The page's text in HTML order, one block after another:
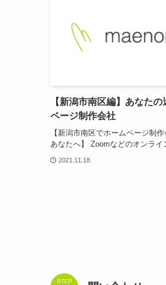
【新潟市南区編】あなた
ページ制作会社
【新潟市南区でホームページ制
あなたへ】 Zoomなどのオンライ
2021.11.18
STEP